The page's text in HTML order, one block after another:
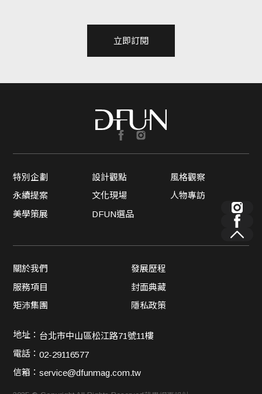
立即訂閱
特別企劃 設計觀點
風格觀察
永續提案
文化現場
人物專訪
美學策展
DFUN選品
關於我們
發展歷程
服務項目
封面典藏
矩沛集團
隱私政策
地址： 台北市中山區松江路71號11樓
電話：02-29116577
信箱：service@dfunmag.com.tw